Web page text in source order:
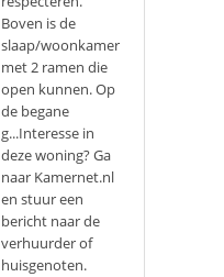
Boven is de
slaap/woonkamer
met 2 ramen die
open kunnen. Op
de begane
g...Interesse in
deze woning? Ga
naar Kamernet.nl
en stuur een
bericht naar de
verhuurder of
huisgenoten.